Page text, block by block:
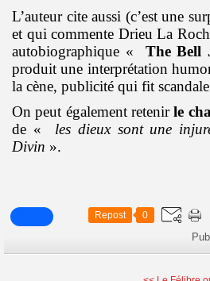
L’auteur cite aussi (c’est une
et qui commente Drieu La
autobiographique « The Bell
produit une interprétation
la cène, publicité qui fit
On peut également retenirle
de « les dieux sont une
Divin ».
Repost 0